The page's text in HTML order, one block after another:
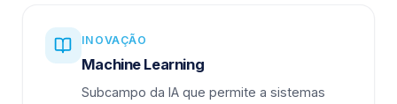
INOVAÇÃO
Machine Learning
Subcampo da IA que permite a sistemas